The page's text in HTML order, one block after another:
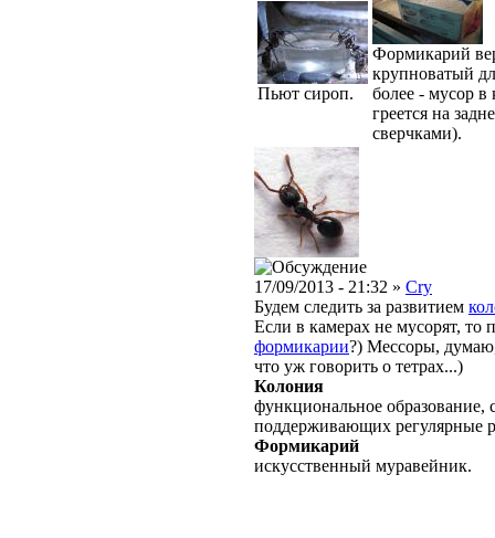
Пьют сироп.
Формикарий
крупноватый
более - мусор в
греется на
сверчками).
17/09/2013 - 21:32 » Cry
Будем следить за развитием
Если в камерах не мусорят,
формикарии?) Мессоры,
что уж говорить о тетрах...)
Колония
функциональное образование,
поддерживающих регулярные
Формикарий
искусственный муравейник.